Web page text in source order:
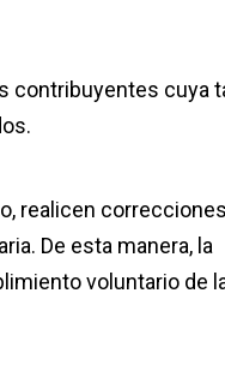
contribuyentes cuya
realicen
De esta manera, la
voluntario de